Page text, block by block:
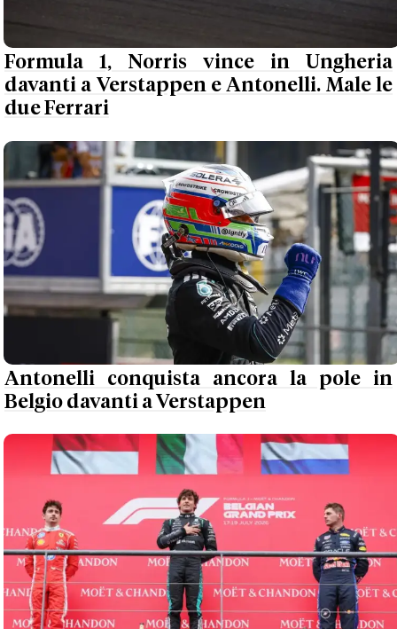
Formula 1, Norris vince in Ungheria
davanti a Verstappen e Antonelli. Male le
due Ferrari
Antonelli conquista ancora la pole in
Belgio davanti a Verstappen